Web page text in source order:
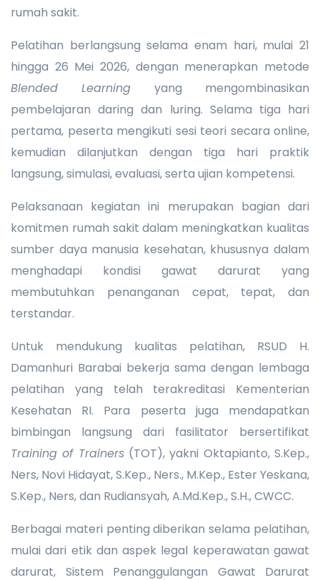
rumah sakit.
Pelatihan berlangsung selama enam hari, mulai 21
hingga 26 Mei 2026, dengan menerapkan metode
Blended Learning yang mengombinasikan
pembelajaran daring dan luring. Selama tiga hari
pertama, peserta mengikuti sesi teori secara online,
kemudian dilanjutkan dengan tiga hari praktik
langsung, simulasi, evaluasi, serta ujian kompetensi.
Pelaksanaan kegiatan ini merupakan bagian dari
komitmen rumah sakit dalam meningkatkan kualitas
sumber daya manusia kesehatan, khususnya dalam
menghadapi kondisi gawat darurat yang
membutuhkan penanganan cepat, tepat, dan
terstandar.
Untuk mendukung kualitas pelatihan, RSUD H.
Damanhuri Barabai bekerja sama dengan lembaga
pelatihan yang telah terakreditasi Kementerian
Kesehatan RI. Para peserta juga mendapatkan
bimbingan langsung dari fasilitator bersertifikat
Training of Trainers(TOT), yakni Oktapianto, S.Kep.,
Ners, Novi Hidayat, S.Kep., Ners., M.Kep., Ester Yeskana,
S.Kep., Ners, dan Rudiansyah, A.Md.Kep., S.H., CWCC.
Berbagai materi penting diberikan selama pelatihan,
mulai dari etik dan aspek legal keperawatan gawat
darurat, Sistem Penanggulangan Gawat Darurat